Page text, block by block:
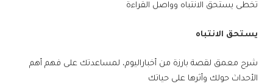
تخطى يستحق الانتباه وواصل القراءة
يستحق الانتباه
شرح معمق لقصة بارزة من أخباراليوم، لمساعدتك على فهم أهم
الأحداث حولك وأثرها على حياتك